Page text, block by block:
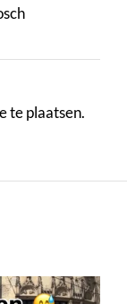
te plaatsen.